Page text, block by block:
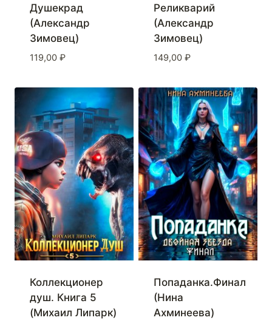
Душекрад
(Александр
Зимовец)
119,00 ₽
Реликварий
(Александр
Зимовец)
149,00 ₽
Коллекционер
душ. Книга 5
(Михаил Липарк)
Попаданка.Финал
(Нина
Ахминеева)